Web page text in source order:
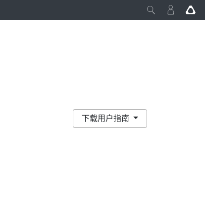
下载用户指南